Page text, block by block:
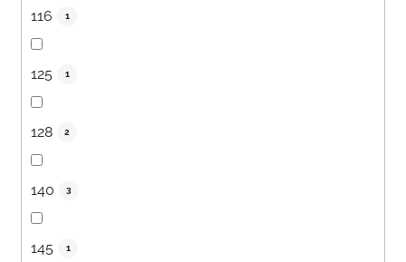
116 1
125 1
128 2
140 3
145 1